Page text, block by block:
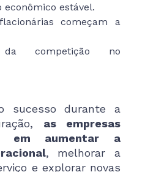
econômico estável.
começam a
da competição no
sucesso durante a
as empresas
em aumentar a
, melhorar a
e explorar novas